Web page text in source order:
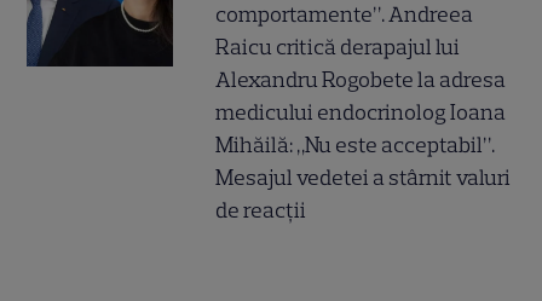
comportamente”. Andreea
Raicu critică derapajul lui
Alexandru Rogobete la adresa
medicului endocrinolog Ioana
Mihăilă: „Nu este acceptabil”.
Mesajul vedetei a stârnit valuri
de reacții